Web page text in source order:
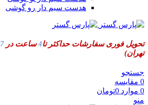
هدست سیم دار رو گوشی
تحویل فوری سفارشات حداکثر تا4ساعت در7
تهران)
جستجو
0 مقایسه
0 موارد 0تومان
منو